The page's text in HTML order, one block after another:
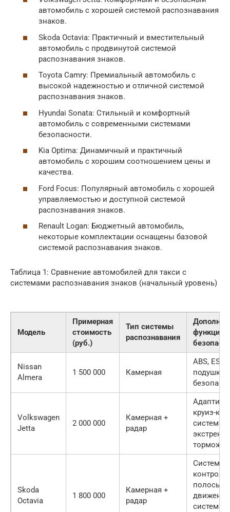
автомобиль с хорошей системой распознавания
знаков.
Skoda Octavia: Практичный и вместительный
автомобиль с продвинутой системой
распознавания знаков.
Toyota Camry: Премиальный автомобиль с
высокой надежностью и отличной системой
распознавания знаков.
Hyundai Sonata: Стильный и комфортный
автомобиль с современными системами
безопасности.
Kia Optima: Динамичный и практичный
автомобиль с хорошим соотношением цены и
качества.
Ford Focus: Популярный автомобиль с хорошей
управляемостью и доступной системой
распознавания знаков.
Renault Logan: Бюджетный автомобиль,
некоторые комплектации оснащены базовой
системой распознавания знаков.
Таблица 1: Сравнение автомобилей для такси с
системами распознавания знаков (начальный уровень)
Модель
Примерная
стоимость
(руб.)
Тип системы
распознавания
функции
Nissan
Almera
1 500 000 Камерная
ABS, ESP,
подушки
Volkswagen
Jetta
2 000 000
Камерная +
радар
круиз-
система
Skoda
Octavia
1 800 000
Камерная +
радар
Система
контроля
полосы
система